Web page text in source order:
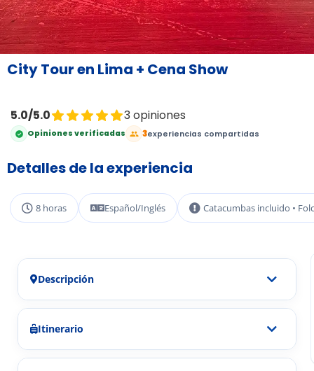
City Tour en Lima + Cena Show
5.0/5.0 3 opiniones
Opiniones verificadas 3experiencias compartidas
Detalles de la experiencia
8 horas Español/Inglés Catacumbas incluido •
Descripción
Itinerario